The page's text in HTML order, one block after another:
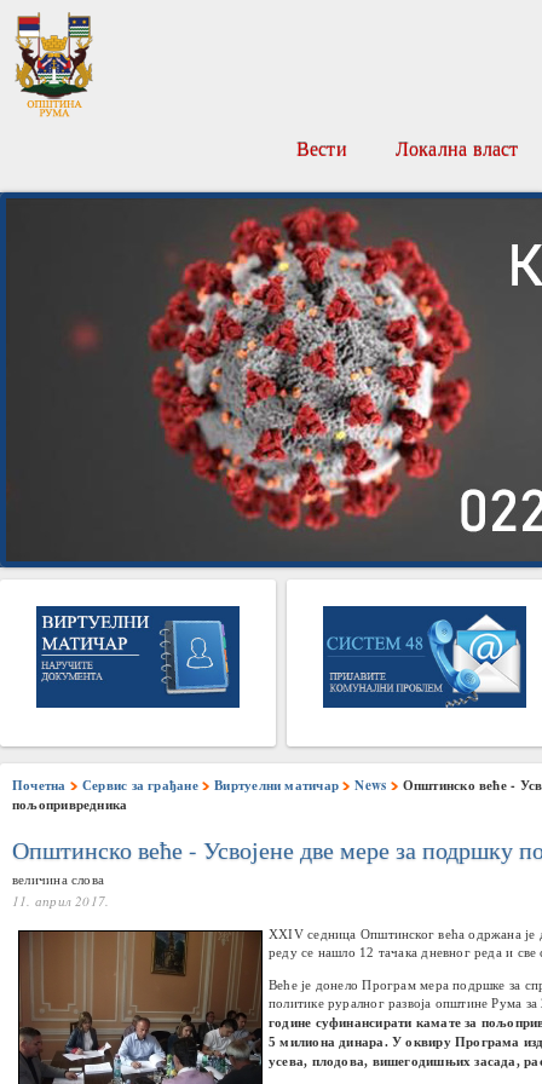
Вести Локална власт
Почетна Сервис за грађане Виртуелни матичар News
Општинско веће -
пољопривредника
Општинско веће - Усвојене две мере за подршку
величина слова
11. април 2017.
XXIV седница Општинског већаодржана је
реду се нашло 12 тачака дневног реда и све
Веће је донело Програм мера подршке за
политике руралног развоја општине Рума
године суфинансирати камате за
5 милиона динара. У оквиру Програма
усева, плодова, вишегодишњих засада,